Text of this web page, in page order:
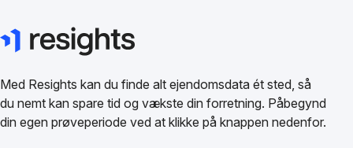
Med Resights kan du finde alt ejendomsdata ét sted, så
du nemt kan spare tid og vækste din forretning. Påbegynd
din egen prøveperiode ved at klikke på knappen nedenfor.